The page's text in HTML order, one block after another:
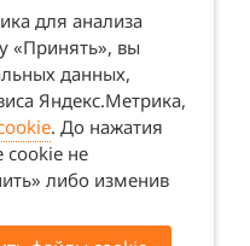
для анализа
«Принять», вы
данных,
Яндекс.Метрика,
. До нажатия
cookie не
либо изменив